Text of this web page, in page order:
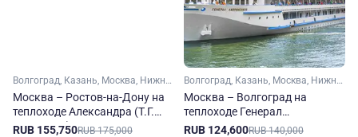
Волгоград, Казань, Москва, Нижний Новгород, Ростов-на-Дону, Самара, Саратов, Ульяновск, Ярославль, Углич
Москва – Ростов-на-Дону на
теплоходе Александра (Т.Г.
Шевченко)
RUB 155,750RUB 175,000
Волгоград, Казань, Москва, Нижний Новгород, Самара, Саратов, Ярославль, Углич, Болгар
Москва – Волгоград на
теплоходе Генерал
Лавриненков
RUB 124,600RUB 140,000